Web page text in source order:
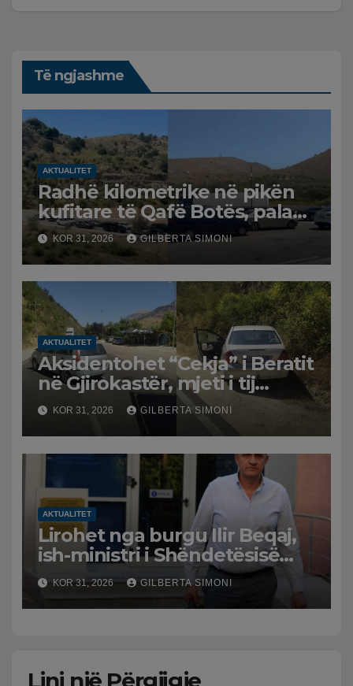
Të ngjashme
AKTUALITET
Radhë kilometrike në pikën
kufitare të Qafë Botës, pala
greke raporton defekt në
sistem, qytetarët mbeten të
bllokuar
KOR 31, 2026 GILBERTA SIMONI
AKTUALITET
Aksidentohet “Cekja” i Beratit
në Gjirokastër, mjeti i tij
përplaset me atë të klerikut
bektashian
KOR 31, 2026 GILBERTA SIMONI
AKTUALITET
Lirohet nga burgu Ilir Beqaj,
ish-ministri i Shëndetësisë
‘kthehet’ në shtëpi, GJKKO i
ndryshon masën e arrestit
KOR 31, 2026 GILBERTA SIMONI
Lini një Përgjigje